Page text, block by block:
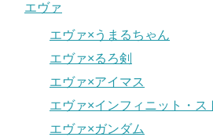
エヴァ
エヴァ×うまるちゃん
エヴァ×るろ剣
エヴァ×アイマス
エヴァ×インフィニット・ス
エヴァ×ガンダム